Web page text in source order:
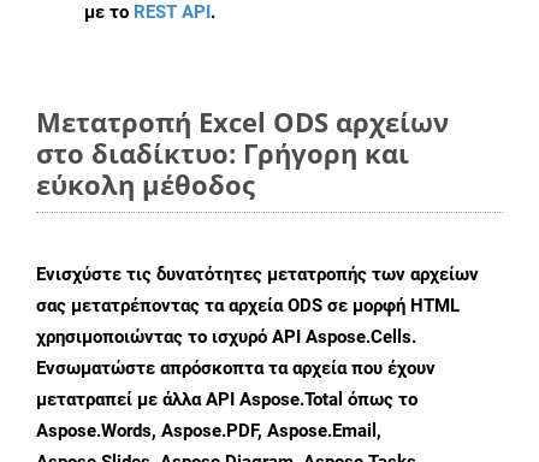
με το REST API.
Μετατροπή Excel ODS αρχείων
στο διαδίκτυο: Γρήγορη και
εύκολη μέθοδος
Ενισχύστε τις δυνατότητες μετατροπής των αρχείων
σας μετατρέποντας τα αρχεία ODS σε μορφή HTML
χρησιμοποιώντας το ισχυρό API Aspose.Cells.
Ενσωματώστε απρόσκοπτα τα αρχεία που έχουν
μετατραπεί με άλλα API Aspose.Total όπως το
Aspose.Words, Aspose.PDF, Aspose.Email,